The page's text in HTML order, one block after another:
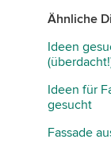
Dilemma
Ähnliche
Ideen
Ideen für
gesucht
Fassade